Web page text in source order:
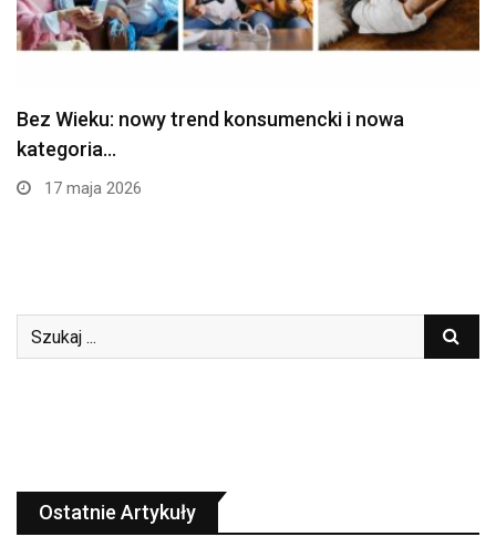
Bez Wieku: nowy trend konsumencki i nowa
kategoria…
17 maja 2026
Ostatnie Artykuły